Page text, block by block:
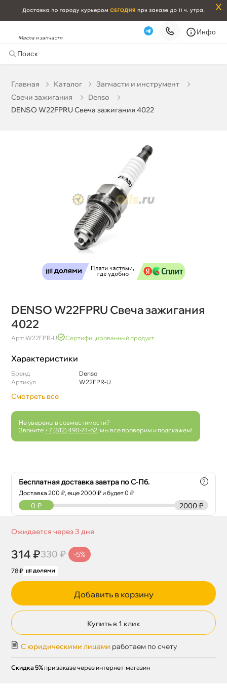
x
Масла и запчасти
Инфо
Главная Катало
Запчасти и инструмент
Свечи зажигания
Denso
DENSO W22FPRU Свеча зажигания 4022
DENSO W22FPRU Свеча зажигания
4022
Арт: W22FPR-U Сертифицированный продукт
Характеристики
Бренд
Denso
Артикул
W22FPR-U
Смотреть все
Не уверены в совместимости?
Звоните +7 (812) 490-74-62 , мы все проверим и подскажем!
Бесплатная доставка завтра по С-Пб.
Доставка200 ₽, еще2000 ₽ и будет 0 ₽
?
2000 ₽
0 ₽
Ожидается через 3 дня
314 ₽330 ₽ -5%
78 ₽
Добавить в корзину
Купить в 1 клик
С юридическими лицами работаем по счету
Скидка 5% при заказе через интернет-магазин
Бесплатная Завтра, 09.08 (при заказе от 2000₽)